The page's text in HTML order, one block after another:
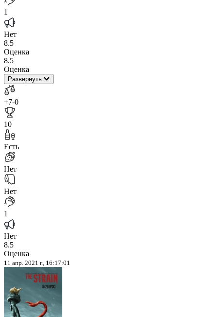
1
Нет
8.5
Оценка
8.5
Оценка
Развернуть
+7-0
10
Есть
Нет
Нет
1
Нет
8.5
Оценка
11 апр. 2021 г., 16:17:01